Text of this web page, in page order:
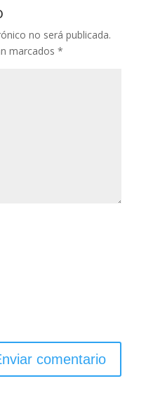
no será publicada.
marcados *